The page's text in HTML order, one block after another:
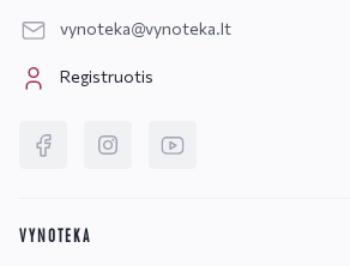
vynoteka@vynoteka.lt
Registruotis
VYNOTEKA